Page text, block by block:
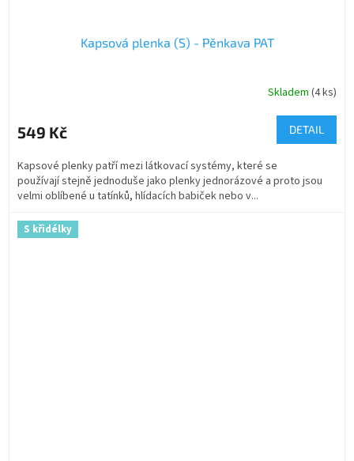
Kapsová plenka (S) - Pěnkava PAT
Skladem (4 ks)
549 Kč DETAIL
Kapsové plenky patří mezi látkovací systémy, které se
používají stejně jednoduše jako plenky jednorázové a proto jsou
velmi oblíbené u tatínků, hlídacích babiček nebo v...
S křidélky